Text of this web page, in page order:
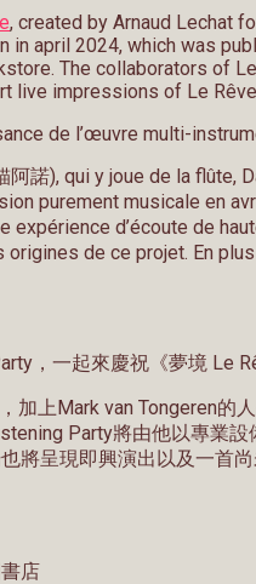
, created by Arnaud Lechat
april 2024, which was
The collaborators of
impressions of Le
de l’œuvre multi-
諾), qui y joue de la
purement musicale en
expérience d’écoute de
de ce projet. En
，一起來慶祝《夢境 Le
加上Mark van Tongeren
Party將由他以專業
將呈現即興演出以及一首尚
店